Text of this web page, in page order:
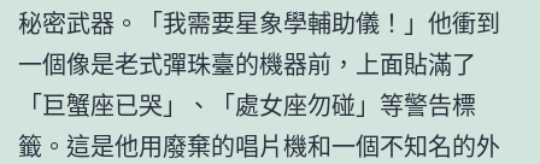
秘密武器。「我需要星象學輔助儀！」他衝到
一個像是老式彈珠臺的機器前，上面貼滿了
「巨蟹座已哭」、「處女座勿碰」等警告標
籤。這是他用廢棄的唱片機和一個不知名的外